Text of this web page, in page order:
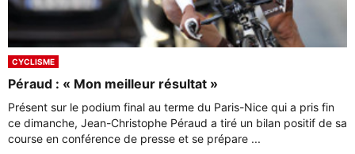
CYCLISME
Péraud : « Mon meilleur résultat »
Présent sur le podium final au terme du Paris-Nice qui a pris fin
ce dimanche, Jean-Christophe Péraud a tiré un bilan positif de sa
course en conférence de presse et se prépare ...